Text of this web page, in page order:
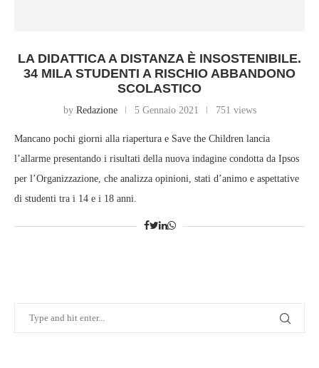
LA DIDATTICA A DISTANZA È INSOSTENIBILE.
34 MILA STUDENTI A RISCHIO ABBANDONO
SCOLASTICO
by Redazione 5 Gennaio 2021 751 views
Mancano pochi giorni alla riapertura e Save the Children lancia
l’allarme presentando i risultati della nuova indagine condotta da Ipsos
per l’Organizzazione, che analizza opinioni, stati d’animo e aspettative
di studenti tra i 14 e i 18 anni.